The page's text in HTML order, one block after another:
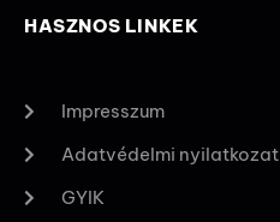
HASZNOS LINKEK
Impresszum
Adatvédelmi nyilatkozat
GYIK